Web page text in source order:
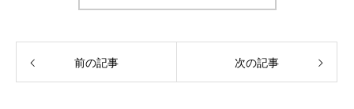
前の記事 次の記事